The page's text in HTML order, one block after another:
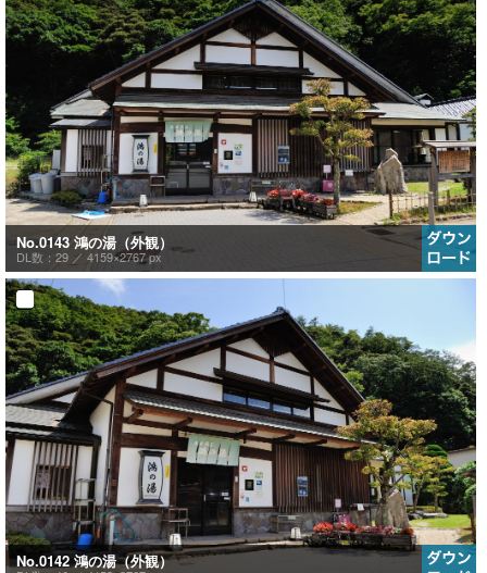
No.0143 鴻の湯（外観）
DL数：29 ／ 4159×2767 px
No.0142 鴻の湯（外観）